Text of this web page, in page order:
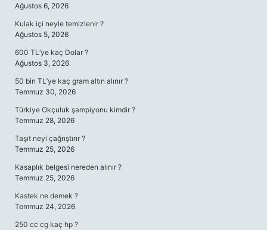
Ağustos 6, 2026
Kulak içi neyle temizlenir ?
Ağustos 5, 2026
600 TL’ye kaç Dolar ?
Ağustos 3, 2026
50 bin TL’ye kaç gram altın alınır ?
Temmuz 30, 2026
Türkiye Okçuluk şampiyonu kimdir ?
Temmuz 28, 2026
Taşıt neyi çağrıştırır ?
Temmuz 25, 2026
Kasaplık belgesi nereden alınır ?
Temmuz 25, 2026
Kastek ne demek ?
Temmuz 24, 2026
250 cc cg kaç hp ?